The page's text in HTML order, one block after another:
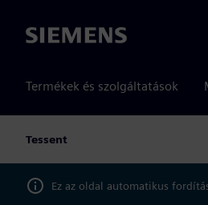
Siemens
Termékek és szolgáltatások
Tessent
Ez az oldal automatikus